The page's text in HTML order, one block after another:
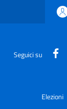
Seguici su
Elezioni